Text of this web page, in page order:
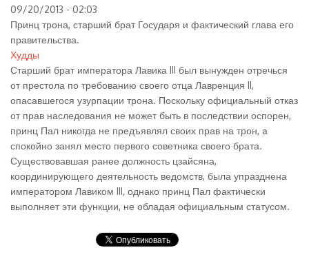
09/20/2013 - 02:03
Принц трона, старший брат Государя и фактический глава его
правительства.
Худды
Старший брат императора Лавика III был вынужден отречься
от престола по требованию своего отца Лавренция II,
опасавшегося узурпации трона. Поскольку официальный отказ
от прав наследования не может быть в последствии оспорен,
принц Пал никогда не предъявлял своих прав на трон, а
спокойно занял место первого советника своего брата.
Существовавшая ранее должность цзайсяна,
координирующего деятельность ведомств, была упразднена
императором Лавиком III, однако принц Пал фактически
выполняет эти функции, не обладая официальным статусом.